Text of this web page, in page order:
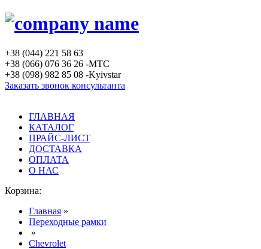
+38 (044) 221 58 63
+38 (066) 076 36 26 -MTC
+38 (098) 982 85 08 -Kyivstar
Заказать звонок консультанта
ГЛАВНАЯ
КАТАЛОГ
ПРАЙС-ЛИСТ
ДОСТАВКА
ОПЛАТА
О НАС
Корзина:
Главная »
Переходные рамки
»
Chevrolet